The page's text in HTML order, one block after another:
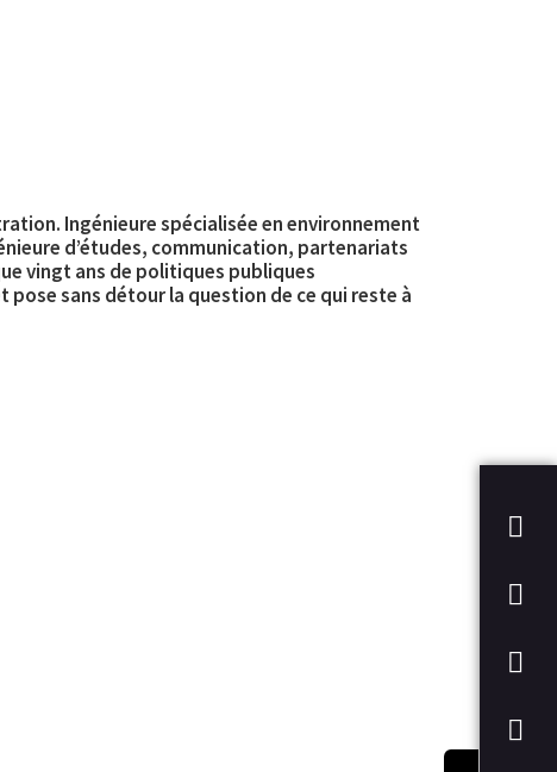
Ingénieure spécialisée en environnement
d’études, communication, partenariats
vingt ans de politiques publiques
sans détour la question de ce qui reste à